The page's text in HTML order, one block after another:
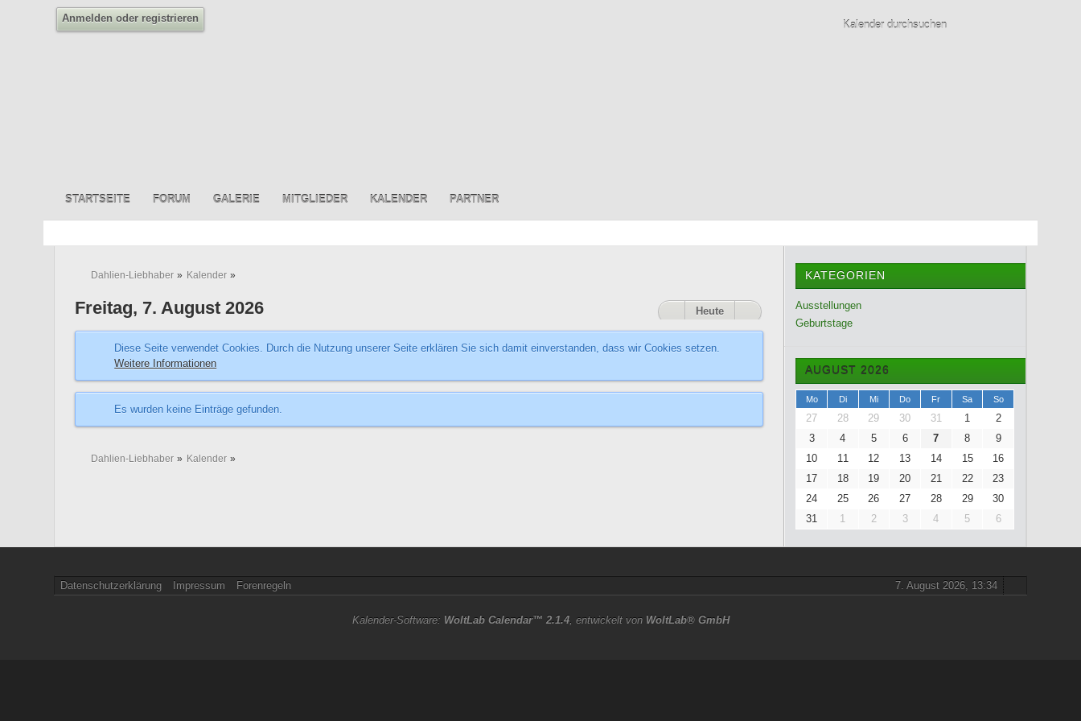
Anmelden oder registrieren
STARTSEITE FORUM GALERIE MITGLIEDER KALENDER PARTNER
Dahlien-Liebhaber » Kalender »
Freitag, 7. August 2026 Heute
Diese Seite verwendet Cookies. Durch die Nutzung unserer Seite erklären Sie sich damit einverstanden, dass wir Cookies setzen.
Weitere Informationen
Es wurden keine Einträge gefunden.
Dahlien-Liebhaber » Kalender »
KATEGORIEN
Ausstellungen
Geburtstage
AUGUST 2026
Mo Di Mi Do Fr Sa So
27 28 29 30 31 1
2
3
4 5 6 7 8
9
10
11 12 13 14 15
16
17
18 19 20 21 22
23
24
25 26 27 28 29
30
31
1 2 3 4 5 6
Datenschutzerklärung Impressum Forenregeln 7. August 2026, 13:34
Kalender-Software: WoltLab Calendar™ 2.1.4, entwickelt von WoltLab® GmbH